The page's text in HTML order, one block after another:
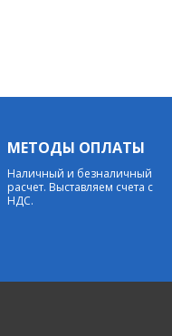
МЕТОДЫ ОПЛАТЫ
Наличный и безналичный
расчет. Выставляем счета с
НДС.